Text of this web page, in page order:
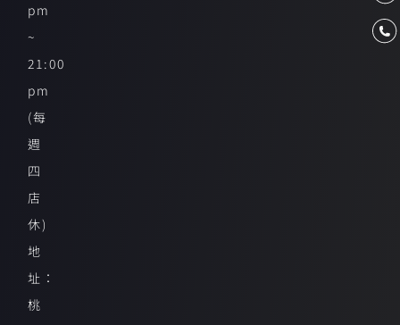
pm
~
21:00
pm
(每
週
四
店
休)
地
址：
桃